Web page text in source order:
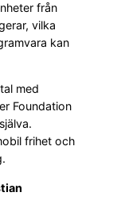
från
vilka
kan
med
Foundation
frihet och